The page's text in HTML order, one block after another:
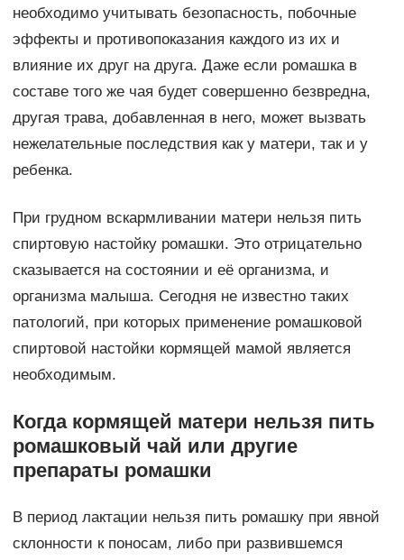
необходимо учитывать безопасность, побочные
эффекты и противопоказания каждого из их и
влияние их друг на друга. Даже если ромашка в
составе того же чая будет совершенно безвредна,
другая трава, добавленная в него, может вызвать
нежелательные последствия как у матери, так и у
ребенка.
При грудном вскармливании матери нельзя пить
спиртовую настойку ромашки. Это отрицательно
сказывается на состоянии и её организма, и
организма малыша. Сегодня не известно таких
патологий, при которых применение ромашковой
спиртовой настойки кормящей мамой является
необходимым.
Когда кормящей матери нельзя пить
ромашковый чай или другие
препараты ромашки
В период лактации нельзя пить ромашку при явной
склонности к поносам, либо при развившемся